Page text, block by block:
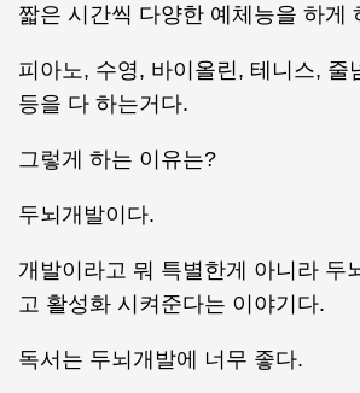
짧은 시간씩 다양한 예체능을 하게
피아노, 수영, 바이올린, 테니스, 줄
등을 다 하는거다.
그렇게 하는 이유는?
두뇌개발이다.
개발이라고 뭐 특별한게 아니라 두
고 활성화 시켜준다는 이야기다.
독서는 두뇌개발에 너무 좋다.